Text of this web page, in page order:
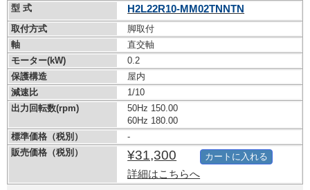
型 式
H2L22R10-MM02TNNTN
取付方式
脚取付
軸
直交軸
モーター(kW)
0.2
保護構造
屋内
減速比
1/10
出力回転数(rpm)
50Hz 150.00
60Hz 180.00
標準価格（税別）
-
販売価格（税別）
¥31,300
詳細はこちらへ
カートに入れる